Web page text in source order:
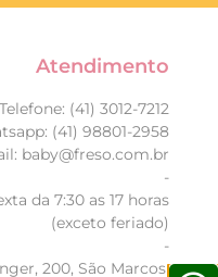
Atendimento
Telefone: (41) 3012-7212
(41) 98801-2958
baby@freso.com.br
-
da 7:30 as 17 horas
(exceto feriado)
-
200, São Marcos,